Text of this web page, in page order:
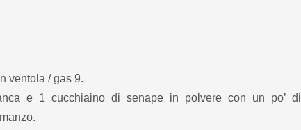
ventola / gas 9.
e 1 cucchiaino di senape in polvere con un po’ di